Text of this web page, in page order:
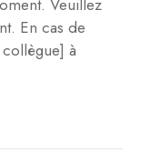
En cas de
à